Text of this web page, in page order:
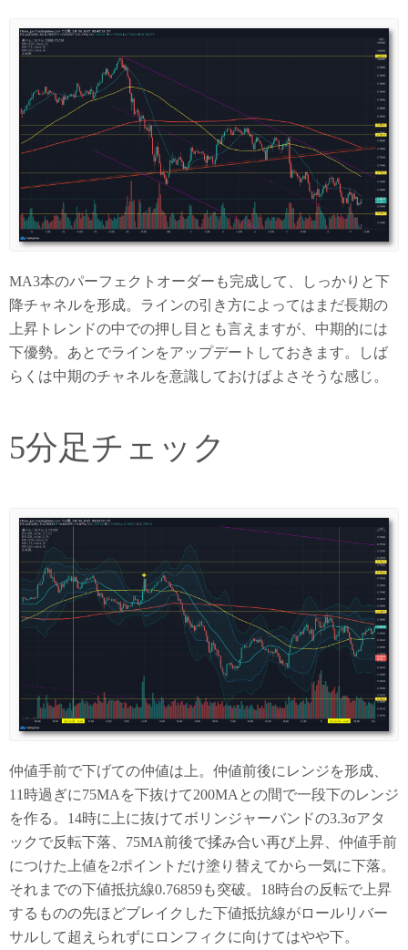
MA3本のパーフェクトオーダーも完成して、しっかりと下
降チャネルを形成。ラインの引き方によってはまだ長期の
上昇トレンドの中での押し目とも言えますが、中期的には
下優勢。あとでラインをアップデートしておきます。しば
らくは中期のチャネルを意識しておけばよさそうな感じ。
5分足チェック
仲値手前で下げての仲値は上。仲値前後にレンジを形成、
11時過ぎに75MAを下抜けて200MAとの間で一段下のレンジ
を作る。14時に上に抜けてボリンジャーバンドの3.3σアタ
ックで反転下落、75MA前後で揉み合い再び上昇、仲値手前
につけた上値を2ポイントだけ塗り替えてから一気に下落。
それまでの下値抵抗線0.76859も突破。18時台の反転で上昇
するものの先ほどブレイクした下値抵抗線がロールリバー
サルして超えられずにロンフィクに向けてはやや下。